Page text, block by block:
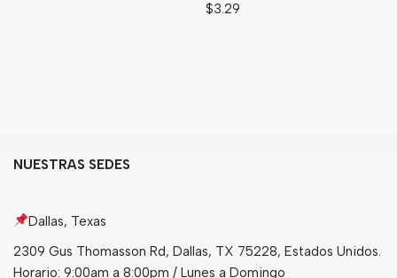
$3.29
NUESTRAS SEDES
Dallas, Texas
2309 Gus Thomasson Rd, Dallas, TX 75228, Estados Unidos.
Horario: 9:00am a 8:00pm / Lunes a Domingo